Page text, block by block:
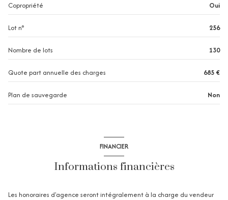
2 étage(s)
vue MER
Copropriété Oui
Lot n° 256
Nombre de lots 130
Quote part annuelle des charges 685 €
Plan de sauvegarde Non
FINANCIER
Informations financières
Les honoraires d'agence seront intégralement à la charge du vendeur